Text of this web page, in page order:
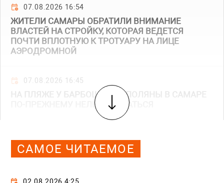
07.08.2026 16:54
ЖИТЕЛИ САМАРЫ ОБРАТИЛИ ВНИМАНИЕ
ВЛАСТЕЙ НА СТРОЙКУ, КОТОРАЯ ВЕДЕТСЯ
ПОЧТИ ВПЛОТНУЮ К ТРОТУАРУ НА ЛИЦЕ
АЭРОДРОМНОЙ
07.08.2026 16:45
НА ПЛЯЖЕ У БАРБОШИНОЙ ПОЛЯНЫ В САМАРЕ
ПО-ПРЕЖНЕМУ НЕЛЬЗЯ КУПАТЬСЯ
САМОЕ ЧИТАЕМОЕ